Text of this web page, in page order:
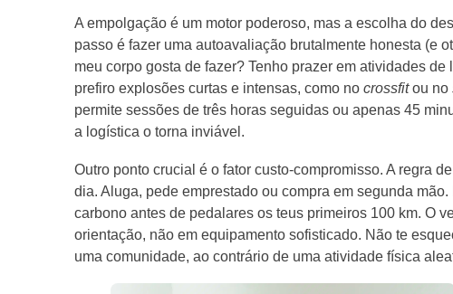
A empolgação é um motor poderoso, mas a escolha do
passo é fazer uma autoavaliação brutalmente honesta (e
meu corpo gosta de fazer? Tenho prazer em atividades
prefiro explosões curtas e intensas, como no crossfitou no
permite sessões de três horas seguidas ou apenas 45
a logística o torna inviável.
Outro ponto crucial é o fator custo-compromisso. A regra
dia. Aluga, pede emprestado ou compra em segunda
carbono antes de pedalares os teus primeiros 100 km. O
orientação, não em equipamento sofisticado. Não te
uma comunidade, ao contrário de uma atividade física